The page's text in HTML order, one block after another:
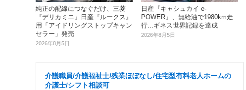
純正の配線につなぐだけ、三菱
『デリカミニ』日産『ルークス』
用「アイドリングストップキャン
セラー」発売
2026年8月5日
日産『キャシュカイ e-
POWER』、無給油で1980km走
行...ギネス世界記録を達成
2026年8月5日
介護職員/介護福祉士/残業ほぼなし/住宅型有料老人ホームの
介護士/シフト相談可